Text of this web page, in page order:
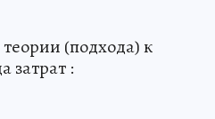
(подхода) к
затрат :